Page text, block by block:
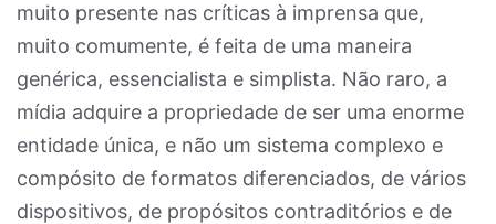
muito presente nas críticas à imprensa que,
muito comumente, é feita de uma maneira
genérica, essencialista e simplista. Não raro, a
mídia adquire a propriedade de ser uma enorme
entidade única, e não um sistema complexo e
compósito de formatos diferenciados, de vários
dispositivos, de propósitos contraditórios e de